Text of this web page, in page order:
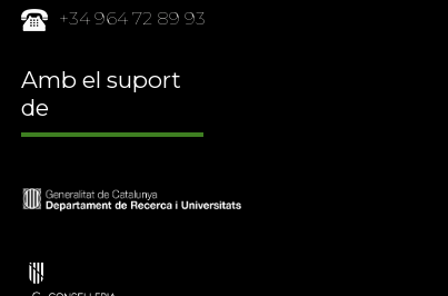
+34 964 72 89 93
Amb el suport
de